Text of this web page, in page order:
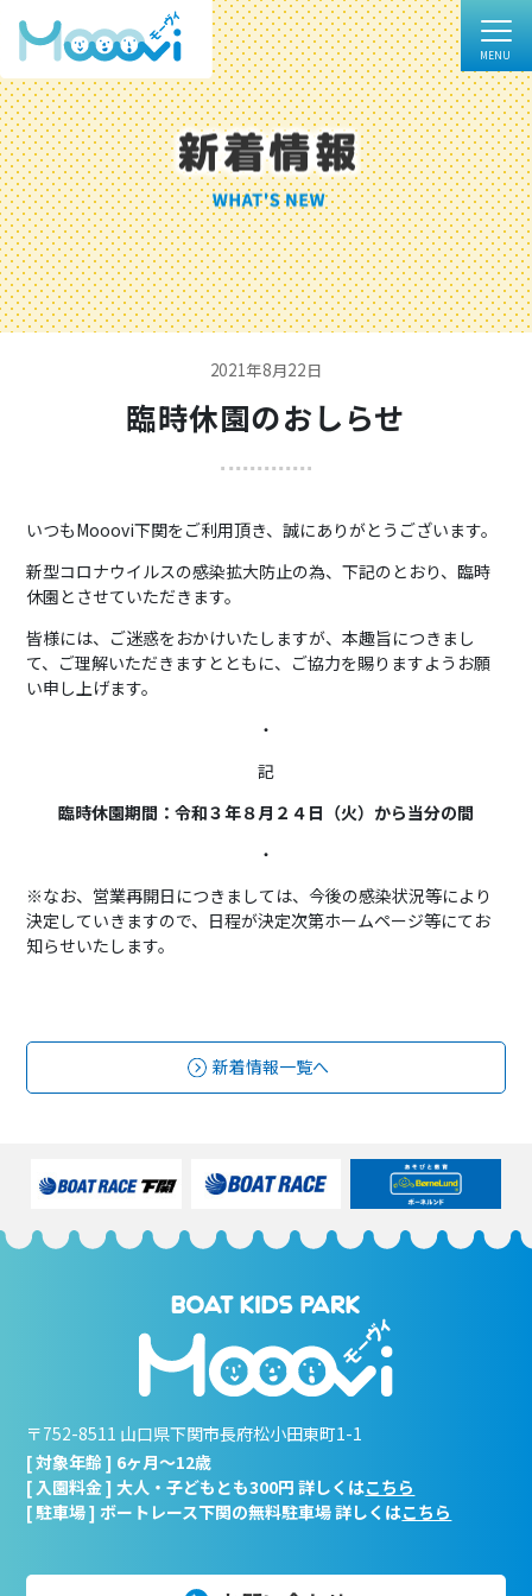
2021年8月22日
臨時休園のおしらせ
いつもMooovi下関をご利用頂き、誠にありがとうございます。
新型コロナウイルスの感染拡大防止の為、下記のとおり、臨時
休園とさせていただきます。
皆様には、ご迷惑をおかけいたしますが、本趣旨につきまし
て、ご理解いただきますとともに、ご協力を賜りますようお願
い申し上げます。
・
記
臨時休園期間：令和３年８月２４日（火）から当分の間
・
※なお、営業再開日につきましては、今後の感染状況等により
決定していきますので、日程が決定次第ホームページ等にてお
知らせいたします。
新着情報一覧へ
〒752-8511 山口県下関市長府松小田東町1-1
[ 対象年齢 ] 6ヶ月～12歳
[ 入園料金 ] 大人・子どもとも300円 詳しくはこちら
[ 駐車場 ] ボートレース下関の無料駐車場 詳しくはこちら